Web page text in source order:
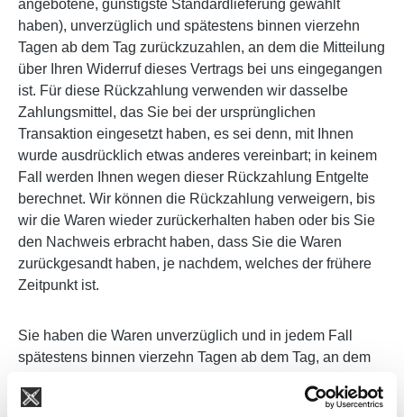
angebotene, günstigste Standardlieferung gewählt
haben), unverzüglich und spätestens binnen vierzehn
Tagen ab dem Tag zurückzuzahlen, an dem die Mitteilung
über Ihren Widerruf dieses Vertrags bei uns eingegangen
ist. Für diese Rückzahlung verwenden wir dasselbe
Zahlungsmittel, das Sie bei der ursprünglichen
Transaktion eingesetzt haben, es sei denn, mit Ihnen
wurde ausdrücklich etwas anderes vereinbart; in keinem
Fall werden Ihnen wegen dieser Rückzahlung Entgelte
berechnet. Wir können die Rückzahlung verweigern, bis
wir die Waren wieder zurückerhalten haben oder bis Sie
den Nachweis erbracht haben, dass Sie die Waren
zurückgesandt haben, je nachdem, welches der frühere
Zeitpunkt ist.
Sie haben die Waren unverzüglich und in jedem Fall
spätestens binnen vierzehn Tagen ab dem Tag, an dem
an uns zurückzusenden oder zu übergeben. Die Frist ist